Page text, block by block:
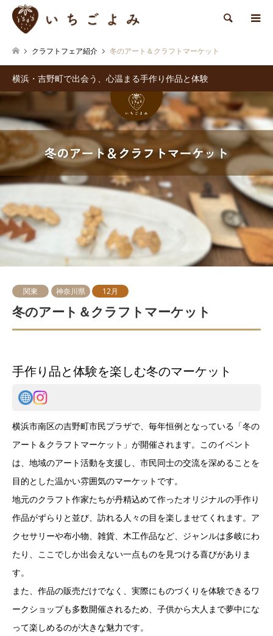
検索
クラフトフェア紹介 冬のアート＆クラフトマーケット
横浜・吉野町で出会う、心温まる手作り作品と体験
関東 神奈川県 12月
冬のアート＆クラフトマーケット
手作り品と体験を楽しむ冬のマーケット
横浜市南区の吉野町市民プラザで、毎年恒例となっている「冬の
アート＆クラフトマーケット」が開催されます。このイベント
は、地域のアート活動を支援し、市民同士の交流を深めることを
目的とした温かい雰囲気のマーケットです。
地元のクラフト作家たちが丹精込めて作ったオリジナルの手作り
作品がずらりと並び、訪れる人々の目を楽しませてくれます。ア
クセサリーや布小物、雑貨、木工作品など、ジャンルは多岐にわ
たり、ここでしか出会えない一点ものを見つける喜びがありま
す。
また、作品の販売だけでなく、実際にものづくりを体験できるワ
ークショップも多数開催されるため、子供から大人まで夢中にな
って楽しめるのが大きな魅力です。